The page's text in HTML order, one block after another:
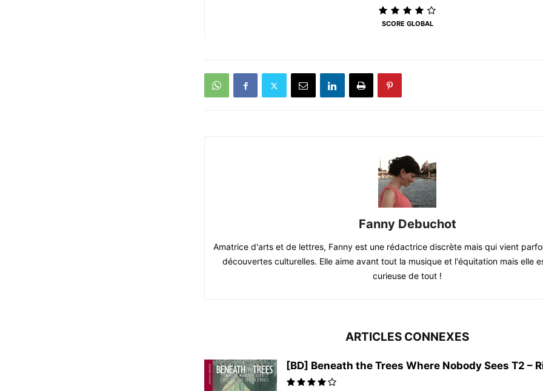
SCORE GLOBAL
Fanny Debuchot
Amatrice d'arts et de lettres, Fanny est une rédactrice discrète mais qui vient
découvertes culturelles. Elle aime avant tout la musique et l'équitation mais elle
curieuse de tout !
ARTICLES CONNEXES
[BD] Beneath the Trees Where Nobody Sees T2 –